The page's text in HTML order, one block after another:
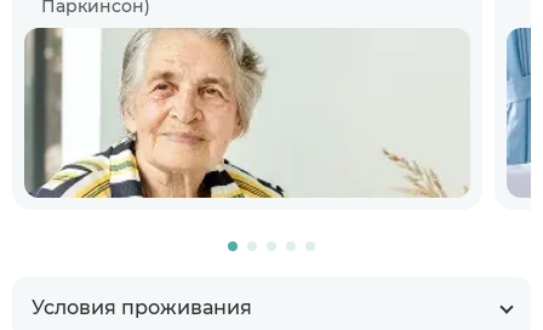
Условия проживания
Паркинсон)